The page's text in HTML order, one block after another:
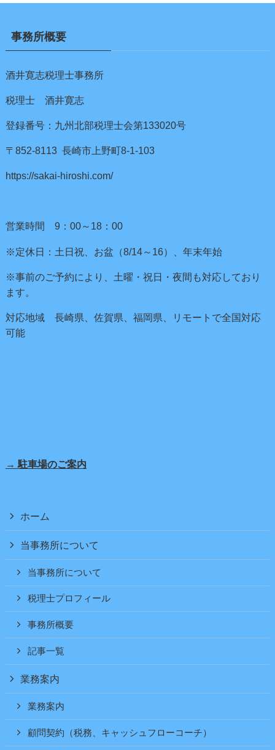
事務所概要
酒井寛志税理士事務所
税理士 酒井寛志
登録番号：九州北部税理士会第133020号
〒852-8113 長崎市上野町8-1-103
https://sakai-hiroshi.com/
営業時間 9：00～18：00
※定休日：土日祝、お盆（8/14～16）、年末年始
※事前のご予約により、土曜・祝日・夜間も対応しており
ます。
対応地域 長崎県、佐賀県、福岡県、リモートで全国対応
可能
→ 駐車場のご案内
ホーム
当事務所について
当事務所について
税理士プロフィール
事務所概要
記事一覧
業務案内
業務案内
顧問契約（税務、キャッシュフローコーチ）